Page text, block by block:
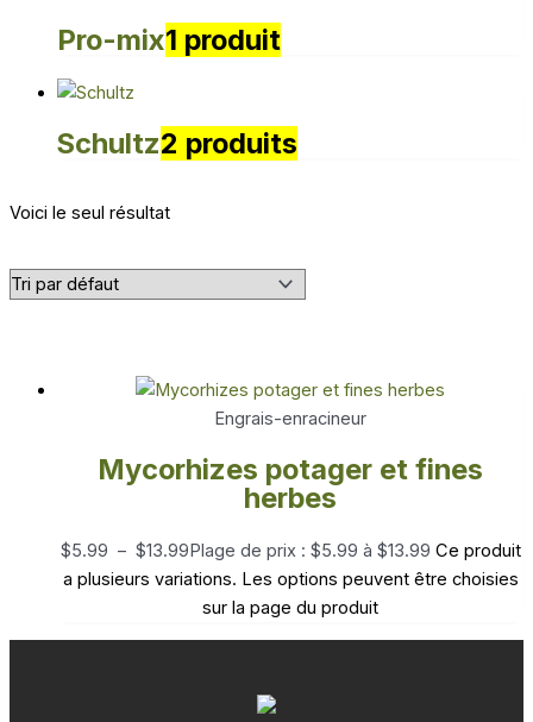
Pro-mix1 produit
Schultz2 produits
Voici le seul résultat
Engrais-enracineur
Mycorhizes potager et fines
herbes
$5.99 – $13.99Plage de prix : $5.99 à $13.99 Ce produit
a plusieurs variations. Les options peuvent être choisies
sur la page du produit